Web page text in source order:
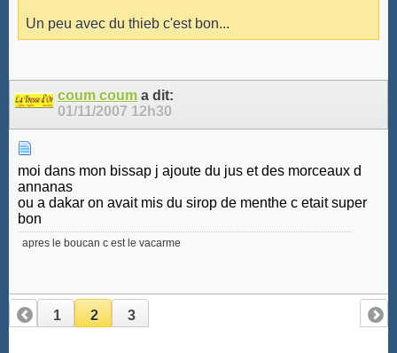
Un peu avec du thieb c'est bon...
coum coum a dit:
01/11/2007 12h30
moi dans mon bissap j ajoute du jus et des morceaux d
annanas
ou a dakar on avait mis du sirop de menthe c etait super
bon
apres le boucan c est le vacarme
1 2 3